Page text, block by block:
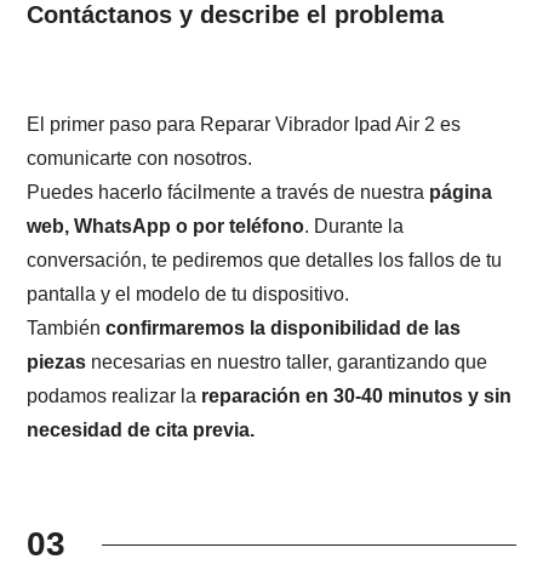
Contáctanos y describe el problema
El primer paso para Reparar Vibrador Ipad Air 2 es
comunicarte con nosotros.
Puedes hacerlo fácilmente a través de nuestra página
web, WhatsApp o por teléfono. Durante la
conversación, te pediremos que detalles los fallos de tu
pantalla y el modelo de tu dispositivo.
Tambiénconfirmaremos la disponibilidad de las
piezas necesarias en nuestro taller, garantizando que
podamos realizar la reparación en 30-40 minutos y sin
necesidad de cita previa.
03